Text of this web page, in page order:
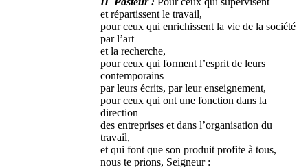
et répartissent le travail,
pour ceux qui enrichissent la vie de la société
par l’art
et la recherche,
pour ceux qui forment l’esprit de leurs
contemporains
par leurs écrits, par leur enseignement,
pour ceux qui ont une fonction dans la
direction
des entreprises et dans l’organisation du
travail,
et qui font que son produit profite à tous,
nous te prions, Seigneur :